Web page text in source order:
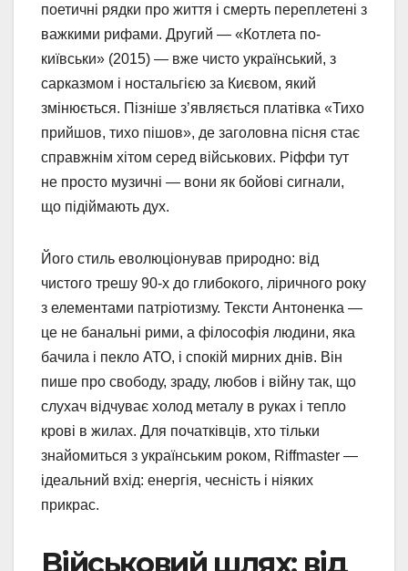
поетичні рядки про життя і смерть переплетені з
важкими рифами. Другий — «Котлета по-
київськи» (2015) — вже чисто український, з
сарказмом і ностальгією за Києвом, який
змінюється. Пізніше з’являється платівка «Тихо
прийшов, тихо пішов», де заголовна пісня стає
справжнім хітом серед військових. Ріффи тут
не просто музичні — вони як бойові сигнали,
що підіймають дух.
Його стиль еволюціонував природно: від
чистого трешу 90-х до глибокого, ліричного року
з елементами патріотизму. Тексти Антоненка —
це не банальні рими, а філософія людини, яка
бачила і пекло АТО, і спокій мирних днів. Він
пише про свободу, зраду, любов і війну так, що
слухач відчуває холод металу в руках і тепло
крові в жилах. Для початківців, хто тільки
знайомиться з українським роком, Riffmaster —
ідеальний вхід: енергія, чесність і ніяких
прикрас.
Військовий шлях: від